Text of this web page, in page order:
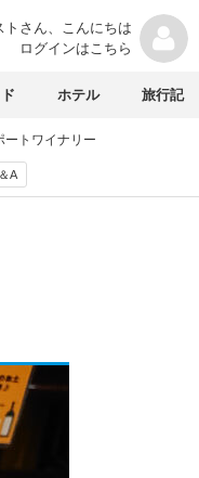
さん、 こんにちは
ログインはこちら
ホテル 旅行記
ートワイナリー
A